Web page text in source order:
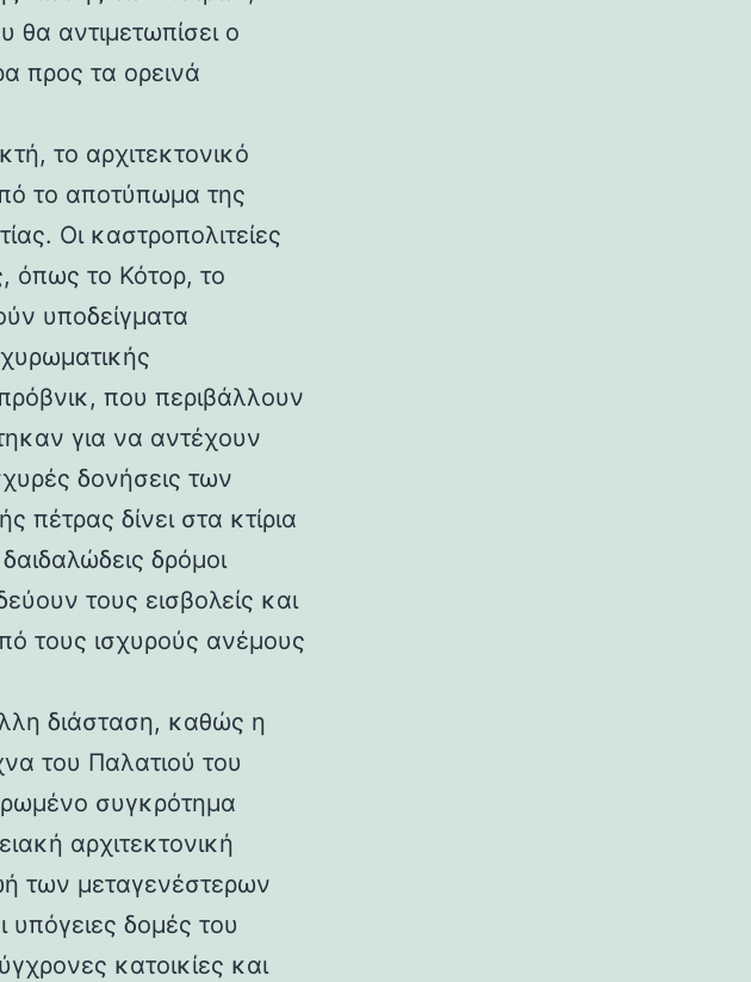
θα αντιμετωπίσει ο
προς τα ορεινά
το αρχιτεκτονικό
το αποτύπωμα της
Οι καστροπολιτείες
όπως το Κότορ, το
υποδείγματα
που περιβάλλουν
για να αντέχουν
δονήσεις των
πέτρας δίνει στα κτίρια
δρόμοι
τους εισβολείς και
τους ισχυρούς ανέμους
διάσταση, καθώς η
του Παλατιού του
συγκρότημα
αρχιτεκτονική
των μεταγενέστερων
υπόγειες δομές του
κατοικίες και